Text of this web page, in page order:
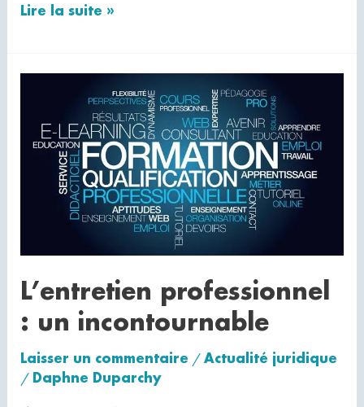
Lire la suite »
L’entretien professionnel
: un incontournable
Laisser un commentaire / Actualité juridique
/ Daphne Duparchy
professionnel
incontournable